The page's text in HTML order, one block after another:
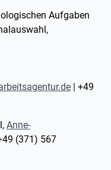
Aufgaben
| +49
Anne-
(371) 567